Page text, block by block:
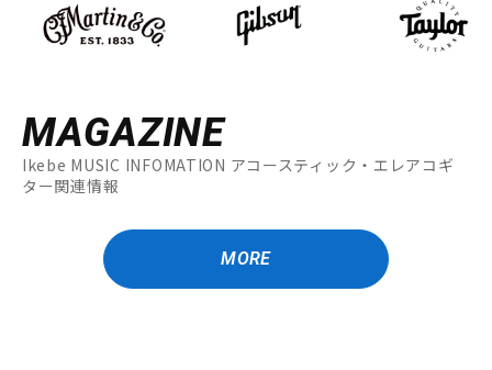
MAGAZINE
Ikebe MUSIC INFOMATION アコースティック・エレアコギ
ター関連情報
MORE